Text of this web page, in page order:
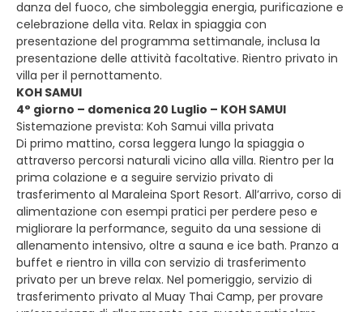
danza del fuoco, che simboleggia energia, purificazione e
celebrazione della vita. Relax in spiaggia con
presentazione del programma settimanale, inclusa la
presentazione delle attività facoltative. Rientro privato in
villa per il pernottamento.
KOH SAMUI
4° giorno – domenica 20 Luglio – KOH SAMUI
Sistemazione prevista: Koh Samui villa privata
Di primo mattino, corsa leggera lungo la spiaggia o
attraverso percorsi naturali vicino alla villa. Rientro per la
prima colazione e a seguire servizio privato di
trasferimento al Maraleina Sport Resort. All’arrivo, corso di
alimentazione con esempi pratici per perdere peso e
migliorare la performance, seguito da una sessione di
allenamento intensivo, oltre a sauna e ice bath. Pranzo a
buffet e rientro in villa con servizio di trasferimento
privato per un breve relax. Nel pomeriggio, servizio di
trasferimento privato al Muay Thai Camp, per provare